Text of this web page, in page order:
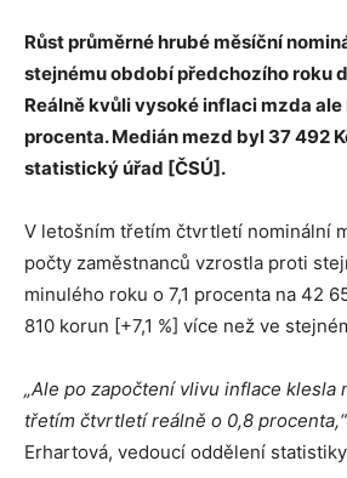
Růst průměrné hrubé měsíční
stejnému období předchozího roku
Reálně kvůli vysoké inflaci mzda ale
procenta. Medián mezd byl 37 492
statistický úřad [ČSÚ].
V letošním třetím čtvrtletí nominální
počty zaměstnanců vzrostla proti
minulého roku o 7,1 procenta na 42
810 korun [+7,1 %] více než ve
„Ale po započtení vlivu inflace klesla
třetím čtvrtletí reálně o 0,8 procenta,“
Erhartová, vedoucí oddělení